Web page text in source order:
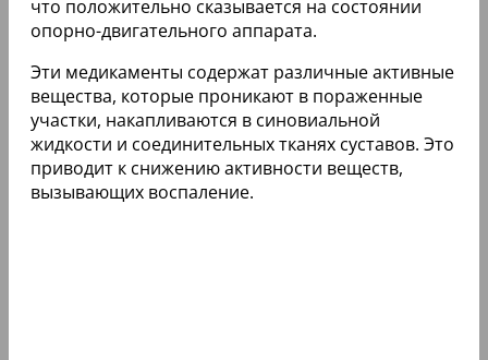
что положительно сказывается на состоянии
опорно-двигательного аппарата.
Эти медикаменты содержат различные активные
вещества, которые проникают в пораженные
участки, накапливаются в синовиальной
жидкости и соединительных тканях суставов. Это
приводит к снижению активности веществ,
вызывающих воспаление.